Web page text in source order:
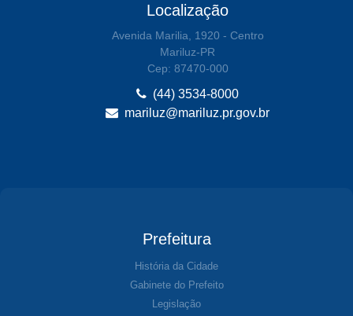
Localização
Avenida Marilia, 1920 - Centro
Mariluz-PR
Cep: 87470-000
(44) 3534-8000
mariluz@mariluz.pr.gov.br
Prefeitura
História da Cidade
Gabinete do Prefeito
Legislação